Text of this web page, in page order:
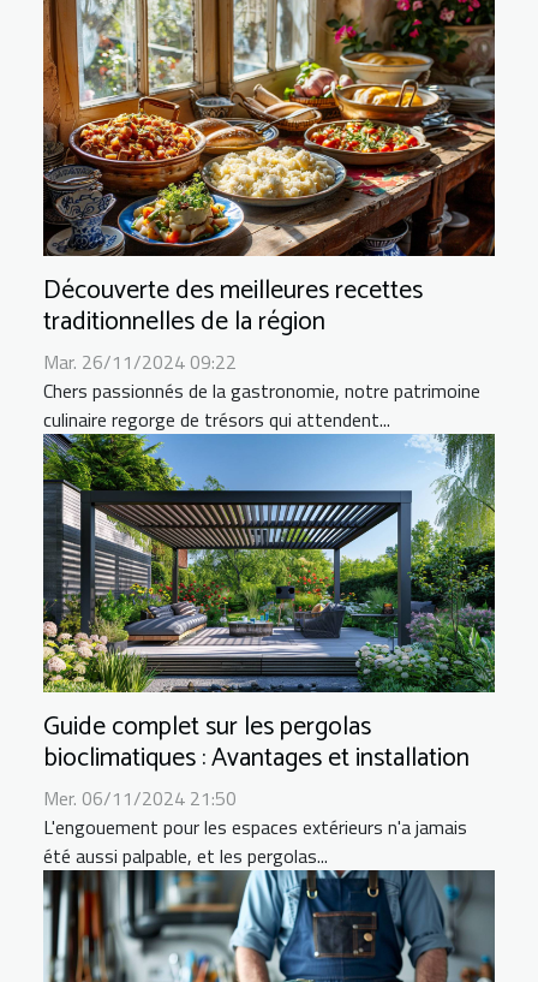
Découverte des meilleures recettes
traditionnelles de la région
Mar. 26/11/2024 09:22
Chers passionnés de la gastronomie, notre patrimoine
culinaire regorge de trésors qui attendent...
Guide complet sur les pergolas
bioclimatiques : Avantages et installation
Mer. 06/11/2024 21:50
L'engouement pour les espaces extérieurs n'a jamais
été aussi palpable, et les pergolas...